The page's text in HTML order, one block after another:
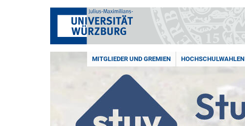
MITGLIEDER UND GREMIEN HOCHSCHULWAHLEN